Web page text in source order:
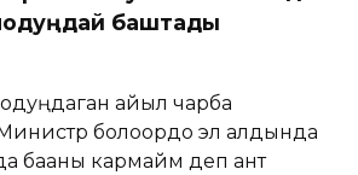
баштады
айыл чарба
болоордо эл алдында
бааны кармайм деп ант